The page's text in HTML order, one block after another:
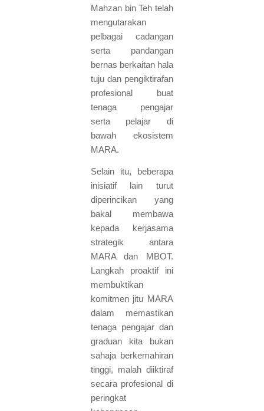
Mahzan bin Teh telah
mengutarakan
pelbagai cadangan
serta pandangan
bernas berkaitan hala
tuju dan pengiktirafan
profesional buat
tenaga pengajar
serta pelajar di
bawah ekosistem
MARA.
Selain itu, beberapa
inisiatif lain turut
diperincikan yang
bakal membawa
kepada kerjasama
strategik antara
MARA dan MBOT.
Langkah proaktif ini
membuktikan
komitmen jitu MARA
dalam memastikan
tenaga pengajar dan
graduan kita bukan
sahaja berkemahiran
tinggi, malah diiktiraf
secara profesional di
peringkat